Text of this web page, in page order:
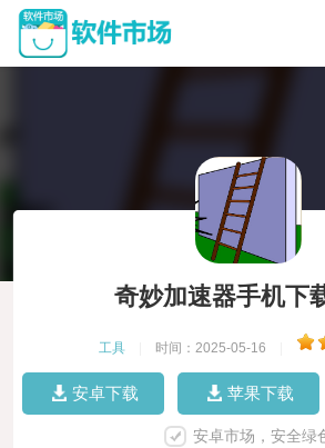
奇妙加速器手机下
工具 时间：2025-05-16
安卓下载 苹果下载
安卓市场，安全绿